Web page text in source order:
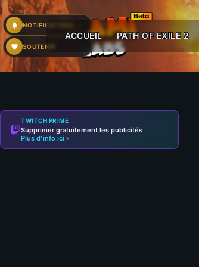
NOTIFICATIONS
SOUTENIR
ACCUEIL PATH OF EXILE 2
TWITCH PRIME
Supprimer gratuitement les publicités
Plus d'info ici ›